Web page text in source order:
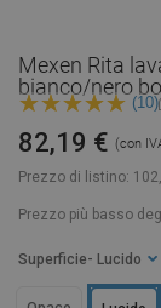
Mexen Rita
bianco/nero
(10)
Prezzo di listino:
82,19 € (con
Prezzo più basso
Superficie - Lucido